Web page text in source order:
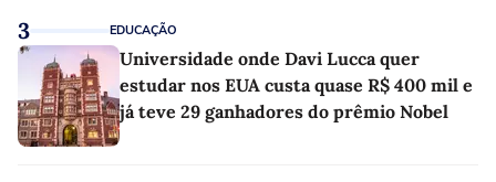
3 EDUCAÇÃO
Universidade onde Davi Lucca quer
estudar nos EUA custa quase R$ 400 mil e
já teve 29 ganhadores do prêmio Nobel